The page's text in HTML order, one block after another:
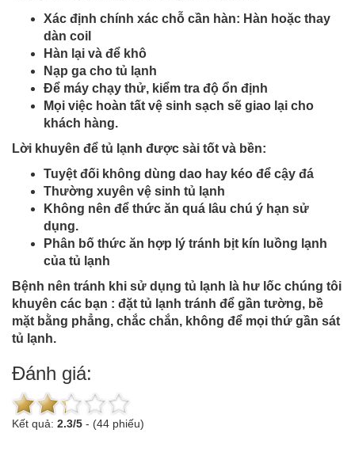
Xác định chính xác chỗ cần hàn: Hàn hoặc thay
dàn coil
Hàn lại và để khô
Nạp ga cho tủ lạnh
Để máy chạy thử, kiểm tra độ ổn định
Mọi việc hoàn tất vệ sinh sạch sẽ giao lại cho
khách hàng.
Lời khuyên để tủ lạnh được sài tốt và bền:
Tuyệt đối không dùng dao hay kéo để cậy đá
Thường xuyên vệ sinh tủ lạnh
Không nên để thức ăn quá lâu chú ý hạn sử
dụng.
Phân bố thức ăn hợp lý tránh bịt kín luồng lạnh
của tủ lạnh
Bệnh nên tránh khi sử dụng tủ lạnh là hư lốc chúng tôi
khuyên các bạn : đặt tủ lạnh tránh để gần tường, bề
mặt bằng phẳng, chắc chắn, không để mọi thứ gần sát
tủ lạnh.
Đánh giá:
Kết quả: 2.3/5 - (44 phiếu)